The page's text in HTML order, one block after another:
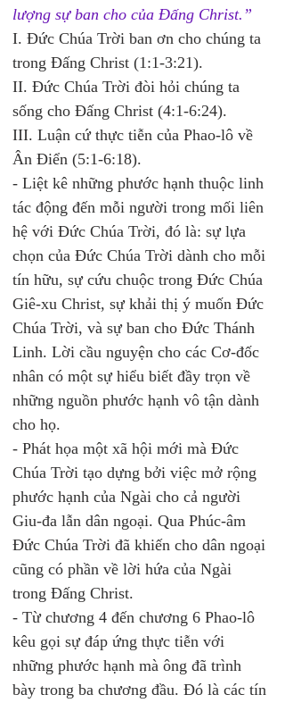
lượng sự ban cho của Ðấng Christ.”
I. Đức Chúa Trời ban ơn cho chúng ta
trong Đấng Christ (1:1-3:21).
II. Đức Chúa Trời đòi hỏi chúng ta
sống cho Đấng Christ (4:1-6:24).
III. Luận cứ thực tiễn của Phao-lô về
Ân Điển (5:1-6:18).
- Liệt kê những phước hạnh thuộc linh
tác động đến mỗi người trong mối liên
hệ với Đức Chúa Trời, đó là: sự lựa
chọn của Đức Chúa Trời dành cho mỗi
tín hữu, sự cứu chuộc trong Đức Chúa
Giê-xu Christ, sự khải thị ý muốn Đức
Chúa Trời, và sự ban cho Đức Thánh
Linh. Lời cầu nguyện cho các Cơ-đốc
nhân có một sự hiểu biết đầy trọn về
những nguồn phước hạnh vô tận dành
cho họ.
- Phát họa một xã hội mới mà Đức
Chúa Trời tạo dựng bởi việc mở rộng
phước hạnh của Ngài cho cả người
Giu-đa lẫn dân ngoại. Qua Phúc-âm
Đức Chúa Trời đã khiến cho dân ngoại
cũng có phần về lời hứa của Ngài
trong Đấng Christ.
- Từ chương 4 đến chương 6 Phao-lô
kêu gọi sự đáp ứng thực tiễn với
những phước hạnh mà ông đã trình
bày trong ba chương đầu. Đó là các tín